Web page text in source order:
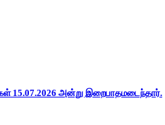
15.07.2026 அன்று இறைபாதமடைந்தார்.